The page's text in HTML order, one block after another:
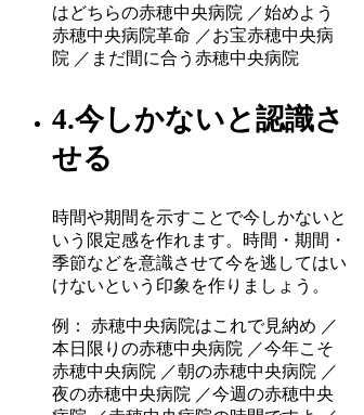
はどちらの赤穂中央病院 ／始めよう
赤穂中央病院革命 ／お宝赤穂中央病
院 ／まだ間に合う赤穂中央病院
4.今しかないと認識さ
せる
時間や期間を示すことで今しかないと
いう限定感を作れます。時間・期間・
季節などを意識させて今を逃してはい
けないという印象を作りましょう。
例： 赤穂中央病院はこれで見納め ／
本日限りの赤穂中央病院 ／今年こそ
赤穂中央病院 ／朝の赤穂中央病院 ／
夜の赤穂中央病院 ／今週の赤穂中央